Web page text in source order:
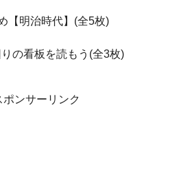
【明治時代】(全5枚)
の看板を読もう(全3枚)
ポンサーリンク